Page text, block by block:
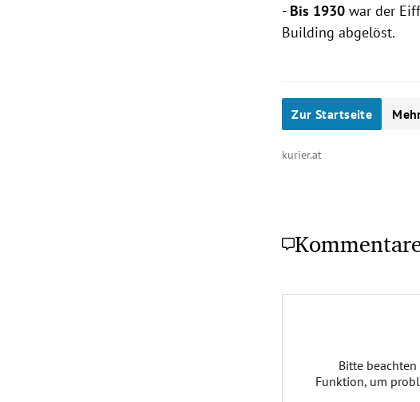
- Bis 1930war der
Building abgelöst.
Zur Startseite
kurier.at